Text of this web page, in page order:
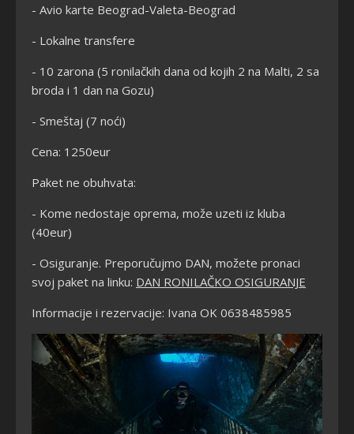
- Avio karte Beograd-Valeta-Beograd
- Lokalne transfere
- 10 zarona (5 ronilačkih dana od kojih 2 na Malti, 2 sa
broda i 1 dan na Gozu)
- Smeštaj (7 noći)
Cena: 1250eur
Paket ne obuhvata:
- Kome nedostaje oprema, može uzeti iz kluba
(40eur)
- Osiguranje. Preporučujmo DAN, možete pronaci
svoj paket na linku: DAN RONILAČKO OSIGURANJE
Informacije i rezervacije: Ivana OK 0638485985